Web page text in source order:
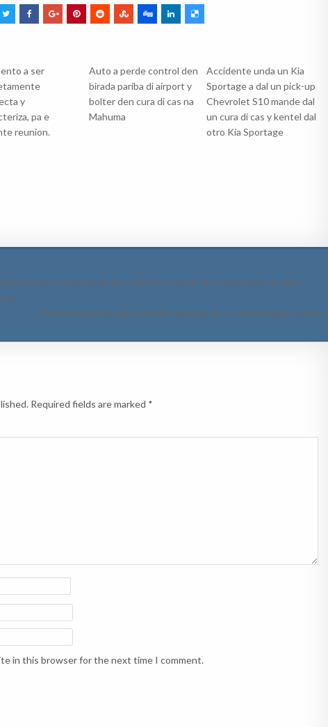
a ser
y
pa e
reunion.
Auto a perde control den
birada pariba di airport y
bolter den cura di cas na
Mahuma
Accidente unda un Kia
Sportage a dal un pick-up
Chevrolet S10 mande dal
un cura di cas y kentel dal
otro Kia Sportage
presenta Autentico Aruba Culinary Festival ‘Un celebracion di sabor
Homber hulandes haya sin bida despues di un enfermedad mortal →
Required fields are marked *
in this browser for the next time I comment.